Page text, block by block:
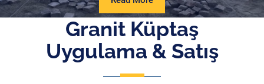
More
Granit Küptaş
Uygulama & Satış